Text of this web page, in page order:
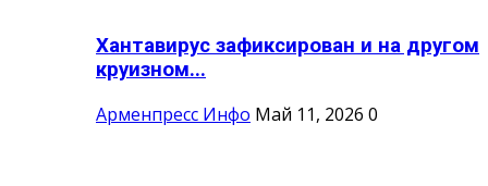
Хантавирус зафиксирован и на другом
круизном...
Арменпресс Инфо Май 11, 2026 0